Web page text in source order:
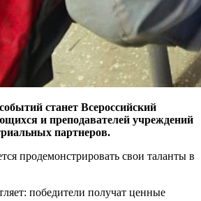
станет Всероссийский
и преподавателей учреждений
партнеров.
продемонстрировать свои таланты в
победители получат ценные